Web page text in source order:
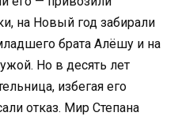
на Новый год забирали
брата Алёшу и на
Но в десять лет
избегая его
отказ. Мир Степана